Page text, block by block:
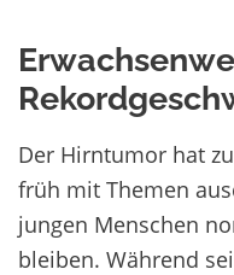
Der Hirntumor hat
früh mit Themen
jungen Menschen
bleiben. Während